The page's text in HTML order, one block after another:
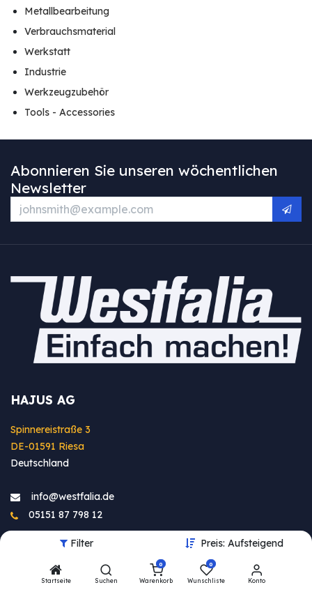
Filter Preis: Aufsteigend
Startseite Suchen
0
Warenkorb
0
Wunschliste Konto
Metallbearbeitung
Verbrauchsmaterial
Werkstatt
Industrie
Werkzeugzubehör
Tools - Accessories
Abonnieren Sie unseren wöchentlichen
Newsletter
HAJUS AG
Spinnereistraße 3
DE-01591 Riesa
Deutschland
info@westfa​lia.de
05151 87 798 12